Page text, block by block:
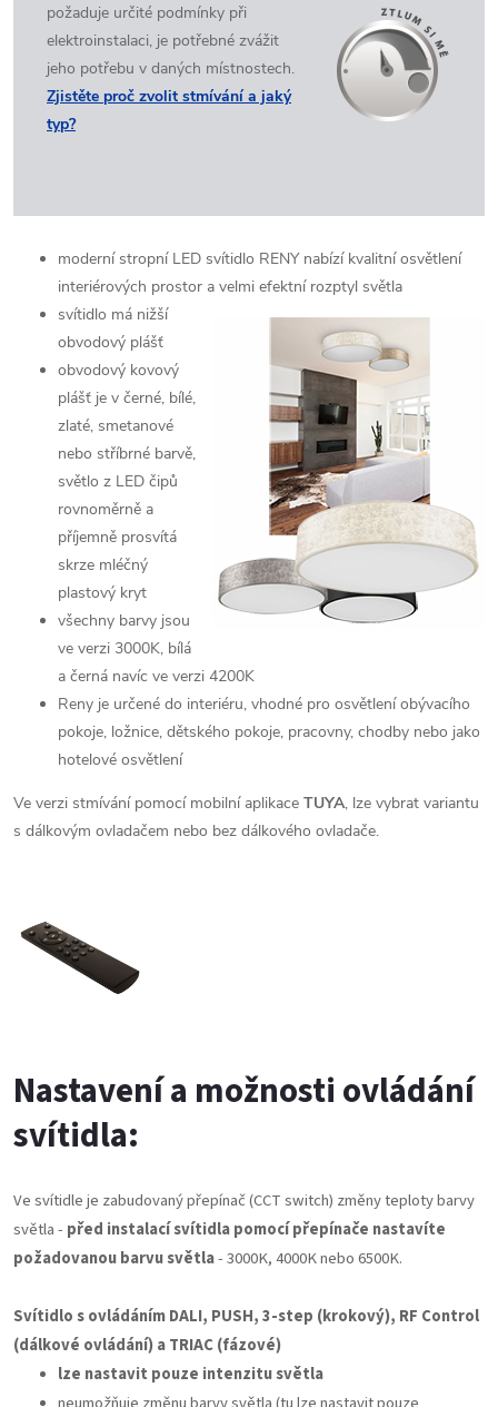
požaduje určité podmínky při
elektroinstalaci, je potřebné zvážit
jeho potřebu v daných místnostech.
Zjistěte proč zvolit stmívání a jaký
typ?
moderní stropní LED svítidlo RENY nabízí kvalitní osvětlení
interiérových prostor a velmi efektní rozptyl světla
svítidlo má nižší
obvodový plášť
obvodový kovový
plášť je v černé, bílé,
zlaté, smetanové
nebo stříbrné barvě,
světlo z LED čipů
rovnoměrně a
příjemně prosvítá
skrze mléčný
plastový kryt
všechny barvy jsou
ve verzi 3000K, bílá
a černá navíc ve verzi 4200K
Reny je určené do interiéru, vhodné pro osvětlení obývacího
pokoje, ložnice, dětského pokoje, pracovny, chodby nebo jako
hotelové osvětlení
Ve verzi stmívání pomocí mobilní aplikace TUYA, lze vybrat variantu
s dálkovým ovladačem nebo bez dálkového ovladače.
Nastavení a možnosti ovládání
svítidla:
Ve svítidle je zabudovaný přepínač (CCT switch) změny teploty barvy
světla - před instalací svítidla pomocí přepínače nastavíte
požadovanou barvu světla- 3000K, 4000K nebo 6500K.
Svítidlo s ovládáním DALI, PUSH, 3-step (krokový), RF Control
(dálkové ovládání) a TRIAC (fázové)
lze nastavit pouze intenzitu světla